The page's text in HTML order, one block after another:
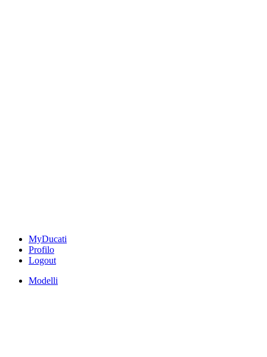
MyDucati
Profilo
Logout
Modelli